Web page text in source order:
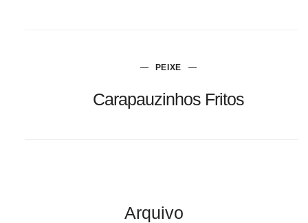
PEIXE
Carapauzinhos Fritos
Arquivo